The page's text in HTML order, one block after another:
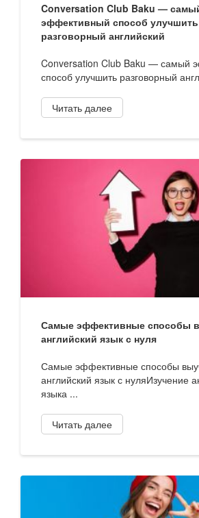
Conversation Club Baku —
эффективный способ улучшить
разговорный английский
Conversation Club Baku — самый
способ улучшить разговорный
Читать далее
Самые эффективные способы
английский язык с нуля
Самые эффективные способы
английский язык с нуляИзучение
языка ...
Читать далее